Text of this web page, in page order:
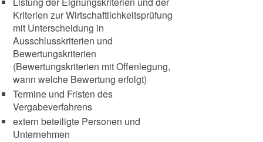
Kriterien zur Wirtschaftlichkeitsprüfung
mit Unterscheidung in
Ausschlusskriterien und
Bewertungskriterien
(Bewertungskriterien mit Offenlegung,
wann welche Bewertung erfolgt)
Termine und Fristen des
Vergabeverfahrens
extern beteiligte Personen und
Unternehmen